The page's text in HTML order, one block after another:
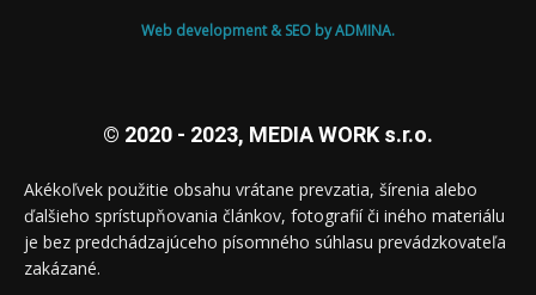
Web development & SEO by ADMINA.
© 2020 - 2023, MEDIA WORK s.r.o.
Akékoľvek použitie obsahu vrátane prevzatia, šírenia alebo
ďalšieho sprístupňovania článkov, fotografií či iného materiálu
je bez predchádzajúceho písomného súhlasu prevádzkovateľa
zakázané.